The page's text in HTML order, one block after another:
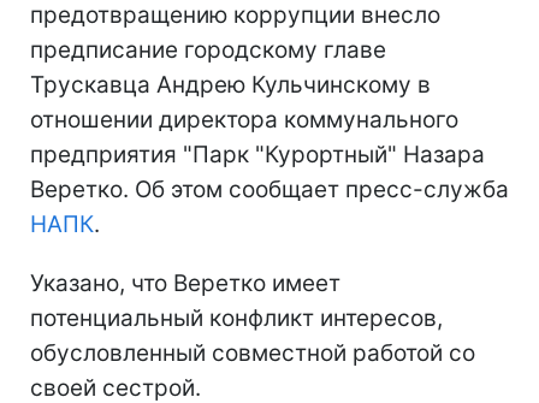
предотвращению коррупции внесло
предписание городскому главе
Трускавца Андрею Кульчинскому в
отношении директора коммунального
предприятия "Парк "Курортный" Назара
Веретко. Об этом сообщает пресс-служба
НАПК.
Указано, что Веретко имеет
потенциальный конфликт интересов,
обусловленный совместной работой со
своей сестрой.